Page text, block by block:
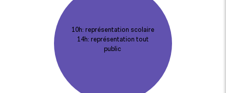
10h: représentation scolaire
14h: représentation tout
public